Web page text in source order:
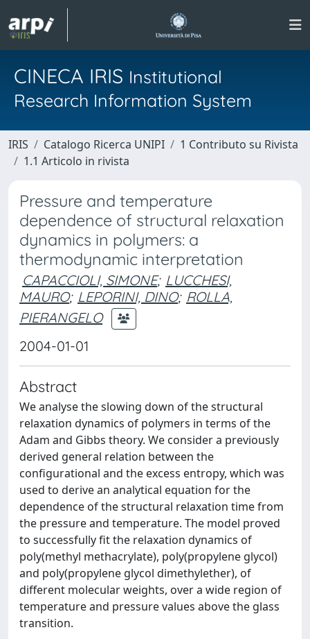
CINECA IRIS Institutional
Research Information System
IRIS Catalogo Ricerca UNIPI
1 Contributo su Rivista
1.1 Articolo in rivista
Pressure and temperature
dependence of structural relaxation
dynamics in polymers: a
thermodynamic interpretation
CAPACCIOLI, SIMONE; LUCCHESI,
MAURO; LEPORINI, DINO; ROLLA,
PIERANGELO
2004-01-01
Abstract
We analyse the slowing down of the structural
relaxation dynamics of polymers in terms of the
Adam and Gibbs theory. We consider a previously
derived general relation between the
configurational and the excess entropy, which was
used to derive an analytical equation for the
dependence of the structural relaxation time from
the pressure and temperature. The model proved
to successfully fit the relaxation dynamics of
poly(methyl methacrylate), poly(propylene glycol)
and poly(propylene glycol dimethylether), of
different molecular weights, over a wide region of
temperature and pressure values above the glass
transition.